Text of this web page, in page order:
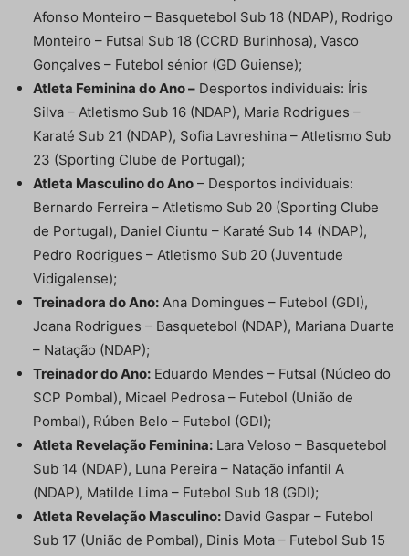
Afonso Monteiro – Basquetebol Sub 18 (NDAP), Rodrigo
Monteiro – Futsal Sub 18 (CCRD Burinhosa), Vasco
Gonçalves – Futebol sénior (GD Guiense);
Atleta Feminina do Ano – Desportos individuais: Íris
Silva – Atletismo Sub 16 (NDAP), Maria Rodrigues –
Karaté Sub 21 (NDAP), Sofia Lavreshina – Atletismo Sub
23 (Sporting Clube de Portugal);
Atleta Masculino do Ano – Desportos individuais:
Bernardo Ferreira – Atletismo Sub 20 (Sporting Clube
de Portugal), Daniel Ciuntu – Karaté Sub 14 (NDAP),
Pedro Rodrigues – Atletismo Sub 20 (Juventude
Vidigalense);
Treinadora do Ano: Ana Domingues – Futebol (GDI),
Joana Rodrigues – Basquetebol (NDAP), Mariana Duarte
– Natação (NDAP);
Treinador do Ano: Eduardo Mendes – Futsal (Núcleo do
SCP Pombal), Micael Pedrosa – Futebol (União de
Pombal), Rúben Belo – Futebol (GDI);
Atleta Revelação Feminina: Lara Veloso – Basquetebol
Sub 14 (NDAP), Luna Pereira – Natação infantil A
(NDAP), Matilde Lima – Futebol Sub 18 (GDI);
Atleta Revelação Masculino: David Gaspar – Futebol
Sub 17 (União de Pombal), Dinis Mota – Futebol Sub 15